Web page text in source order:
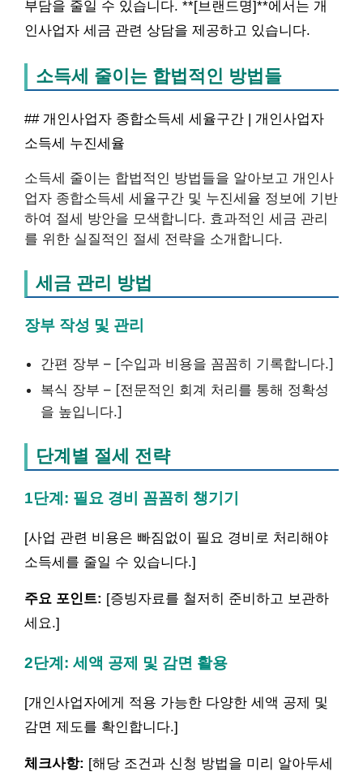
부담을 줄일 수 있습니다. **[브랜드명]**에서는 개
인사업자 세금 관련 상담을 제공하고 있습니다.
소득세 줄이는 합법적인 방법들
## 개인사업자 종합소득세 세율구간 | 개인사업자
소득세 누진세율
소득세 줄이는 합법적인 방법들을 알아보고 개인사
업자 종합소득세 세율구간 및 누진세율 정보에 기반
하여 절세 방안을 모색합니다. 효과적인 세금 관리
를 위한 실질적인 절세 전략을 소개합니다.
세금 관리 방법
장부 작성 및 관리
간편 장부 – [수입과 비용을 꼼꼼히 기록합니다.]
복식 장부 – [전문적인 회계 처리를 통해 정확성
을 높입니다.]
단계별 절세 전략
1단계: 필요 경비 꼼꼼히 챙기기
[사업 관련 비용은 빠짐없이 필요 경비로 처리해야
소득세를 줄일 수 있습니다.]
주요 포인트: [증빙자료를 철저히 준비하고 보관하
세요.]
2단계: 세액 공제 및 감면 활용
[개인사업자에게 적용 가능한 다양한 세액 공제 및
감면 제도를 확인합니다.]
체크사항: [해당 조건과 신청 방법을 미리 알아두세